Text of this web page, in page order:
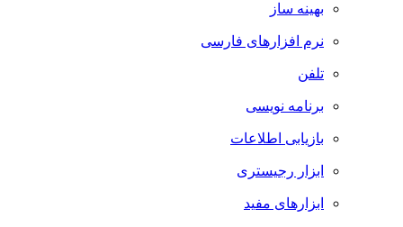
بهینه ساز
نرم افزارهای فارسی
تلفن
برنامه نویسی
بازیابی اطلاعات
ابزار رجیستری
ابزارهای مفید